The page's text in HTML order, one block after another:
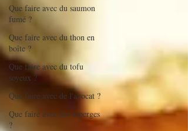
Que faire avec du saumon
fumé ?
Que faire avec du thon en
boîte ?
Que faire avec du tofu
soyeux ?
Que faire avec de l'avocat ?
Que faire avec des asperges
?